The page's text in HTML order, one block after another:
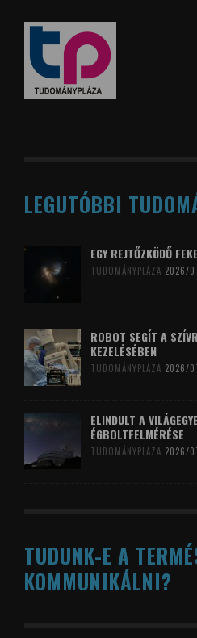
LEGUTÓBBI
EGY REJTŐZKÖDŐ
TUDOMÁNYPLÁZA 2026/
ROBOT SEGÍT A
KEZELÉSÉBEN
TUDOMÁNYPLÁZA 2026/
ELINDULT A
ÉGBOLTFELMÉRÉSE
TUDOMÁNYPLÁZA 2026/
TUDUNK-E A
KOMMUNIKÁLNI?